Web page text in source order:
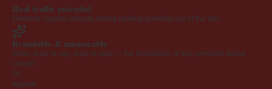
Real traffic potential
Demand signals indicate strong ranking potential out of the box.
Brandable & memorable
Short, easy to say, easy to type — the foundation of any premium brand.
Length
19
Appeal